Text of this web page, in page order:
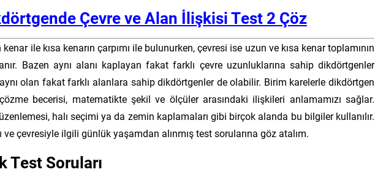
Çevre ve Alan İlişkisi Test 2 Çöz
ile kısa kenarın çarpımı ile bulunurken, çevresi ise uzun ve kısa kenar toplamının
Bazen aynı alanı kaplayan fakat farklı çevre uzunluklarına sahip dikdörtgenler
olan fakat farklı alanlara sahip dikdörtgenler de olabilir. Birim karelerle dikdörtgen
becerisi, matematikte şekil ve ölçüler arasındaki ilişkileri anlamamızı sağlar.
halı seçimi ya da zemin kaplamaları gibi birçok alanda bu bilgiler kullanılır.
çevresiyle ilgili günlük yaşamdan alınmış test sorularına göz atalım.
Test Soruları